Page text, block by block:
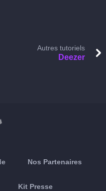
Autres tutoriels
Deezer
Nos Partenaires
Kit Presse